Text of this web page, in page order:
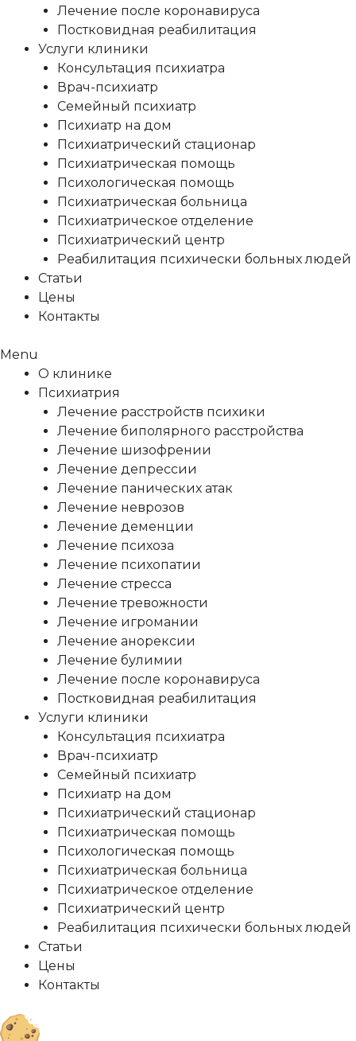
Лечение после коронавируса
Постковидная реабилитация
Услуги клиники
Консультация психиатра
Врач-психиатр
Семейный психиатр
Психиатр на дом
Психиатрический стационар
Психиатрическая помощь
Психологическая помощь
Психиатрическая больница
Психиатрическое отделение
Психиатрический центр
Реабилитация психически больных людей
Статьи
Цены
Контакты
Menu
О клинике
Психиатрия
Лечение расстройств психики
Лечение биполярного расстройства
Лечение шизофрении
Лечение депрессии
Лечение панических атак
Лечение неврозов
Лечение деменции
Лечение психоза
Лечение психопатии
Лечение стресса
Лечение тревожности
Лечение игромании
Лечение анорексии
Лечение булимии
Лечение после коронавируса
Постковидная реабилитация
Услуги клиники
Консультация психиатра
Врач-психиатр
Семейный психиатр
Психиатр на дом
Психиатрический стационар
Психиатрическая помощь
Психологическая помощь
Психиатрическая больница
Психиатрическое отделение
Психиатрический центр
Реабилитация психически больных людей
Статьи
Цены
Контакты